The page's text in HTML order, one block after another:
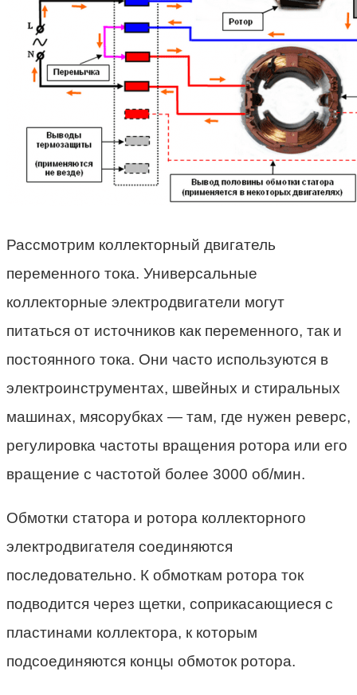
Рассмотрим коллекторный двигатель
переменного тока. Универсальные
коллекторные электродвигатели могут
питаться от источников как переменного, так и
постоянного тока. Они часто используются в
электроинструментах, швейных и стиральных
машинах, мясорубках — там, где нужен реверс,
регулировка частоты вращения ротора или его
вращение с частотой более 3000 об/мин.
Обмотки статора и ротора коллекторного
электродвигателя соединяются
последовательно. К обмоткам ротора ток
подводится через щетки, соприкасающиеся с
пластинами коллектора, к которым
подсоединяются концы обмоток ротора.